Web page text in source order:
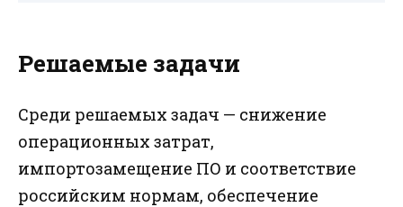
Решаемые задачи
Среди решаемых задач — снижение
операционных затрат,
импортозамещение ПО и соответствие
российским нормам, обеспечение